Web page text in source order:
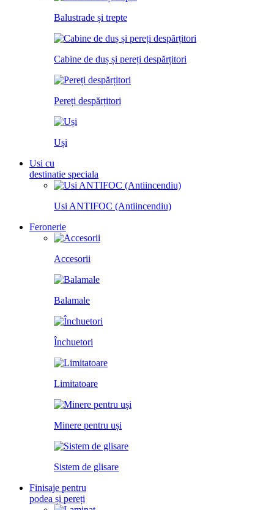
Balustrade și trepte
Cabine de duș și pereți despărțitori
Pereți despărțitori
Uși
Usi cu
destinatie speciala
Usi ANTIFOC (Antiincendiu)
Feronerie
Accesorii
Balamale
Închuetori
Limitatoare
Minere pentru uși
Sistem de glisare
Finisaje pentru
podea și pereți